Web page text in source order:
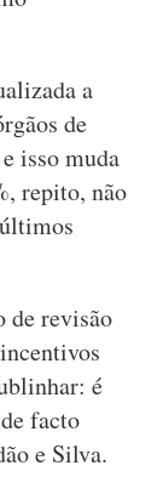
a
de
isso muda
repito, não
de revisão
é
facto
e Silva.